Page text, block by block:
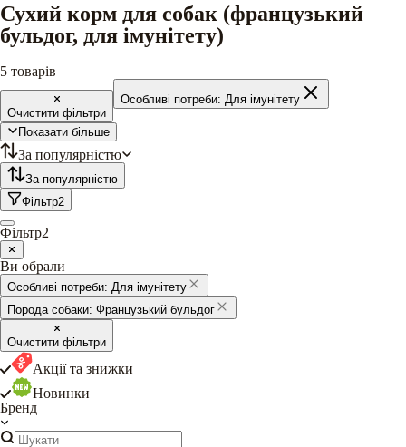
Сухий корм для собак (французький
бульдог, для імунітету)
5 товарів
Очистити фільтри
Особливі потреби: Для імунітету
Показати більше
За популярністю
За популярністю
Фільтр2
Фільтр2
Ви обрали
Особливі потреби: Для імунітету
Порода собаки: Французький бульдог
Очистити фільтри
Акції та знижки
Новинки
Бренд